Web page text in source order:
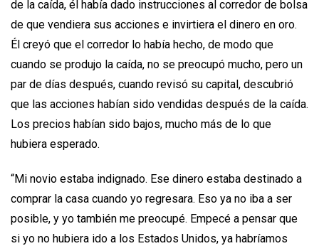
de la caída, él había dado instrucciones al corredor de bolsa
de que vendiera sus acciones e invirtiera el dinero en oro.
Él creyó que el corredor lo había hecho, de modo que
cuando se produjo la caída, no se preocupó mucho, pero un
par de días después, cuando revisó su capital, descubrió
que las acciones habían sido vendidas después de la caída.
Los precios habían sido bajos, mucho más de lo que
hubiera esperado.
“Mi novio estaba indignado. Ese dinero estaba destinado a
comprar la casa cuando yo regresara. Eso ya no iba a ser
posible, y yo también me preocupé. Empecé a pensar que
si yo no hubiera ido a los Estados Unidos, ya habríamos